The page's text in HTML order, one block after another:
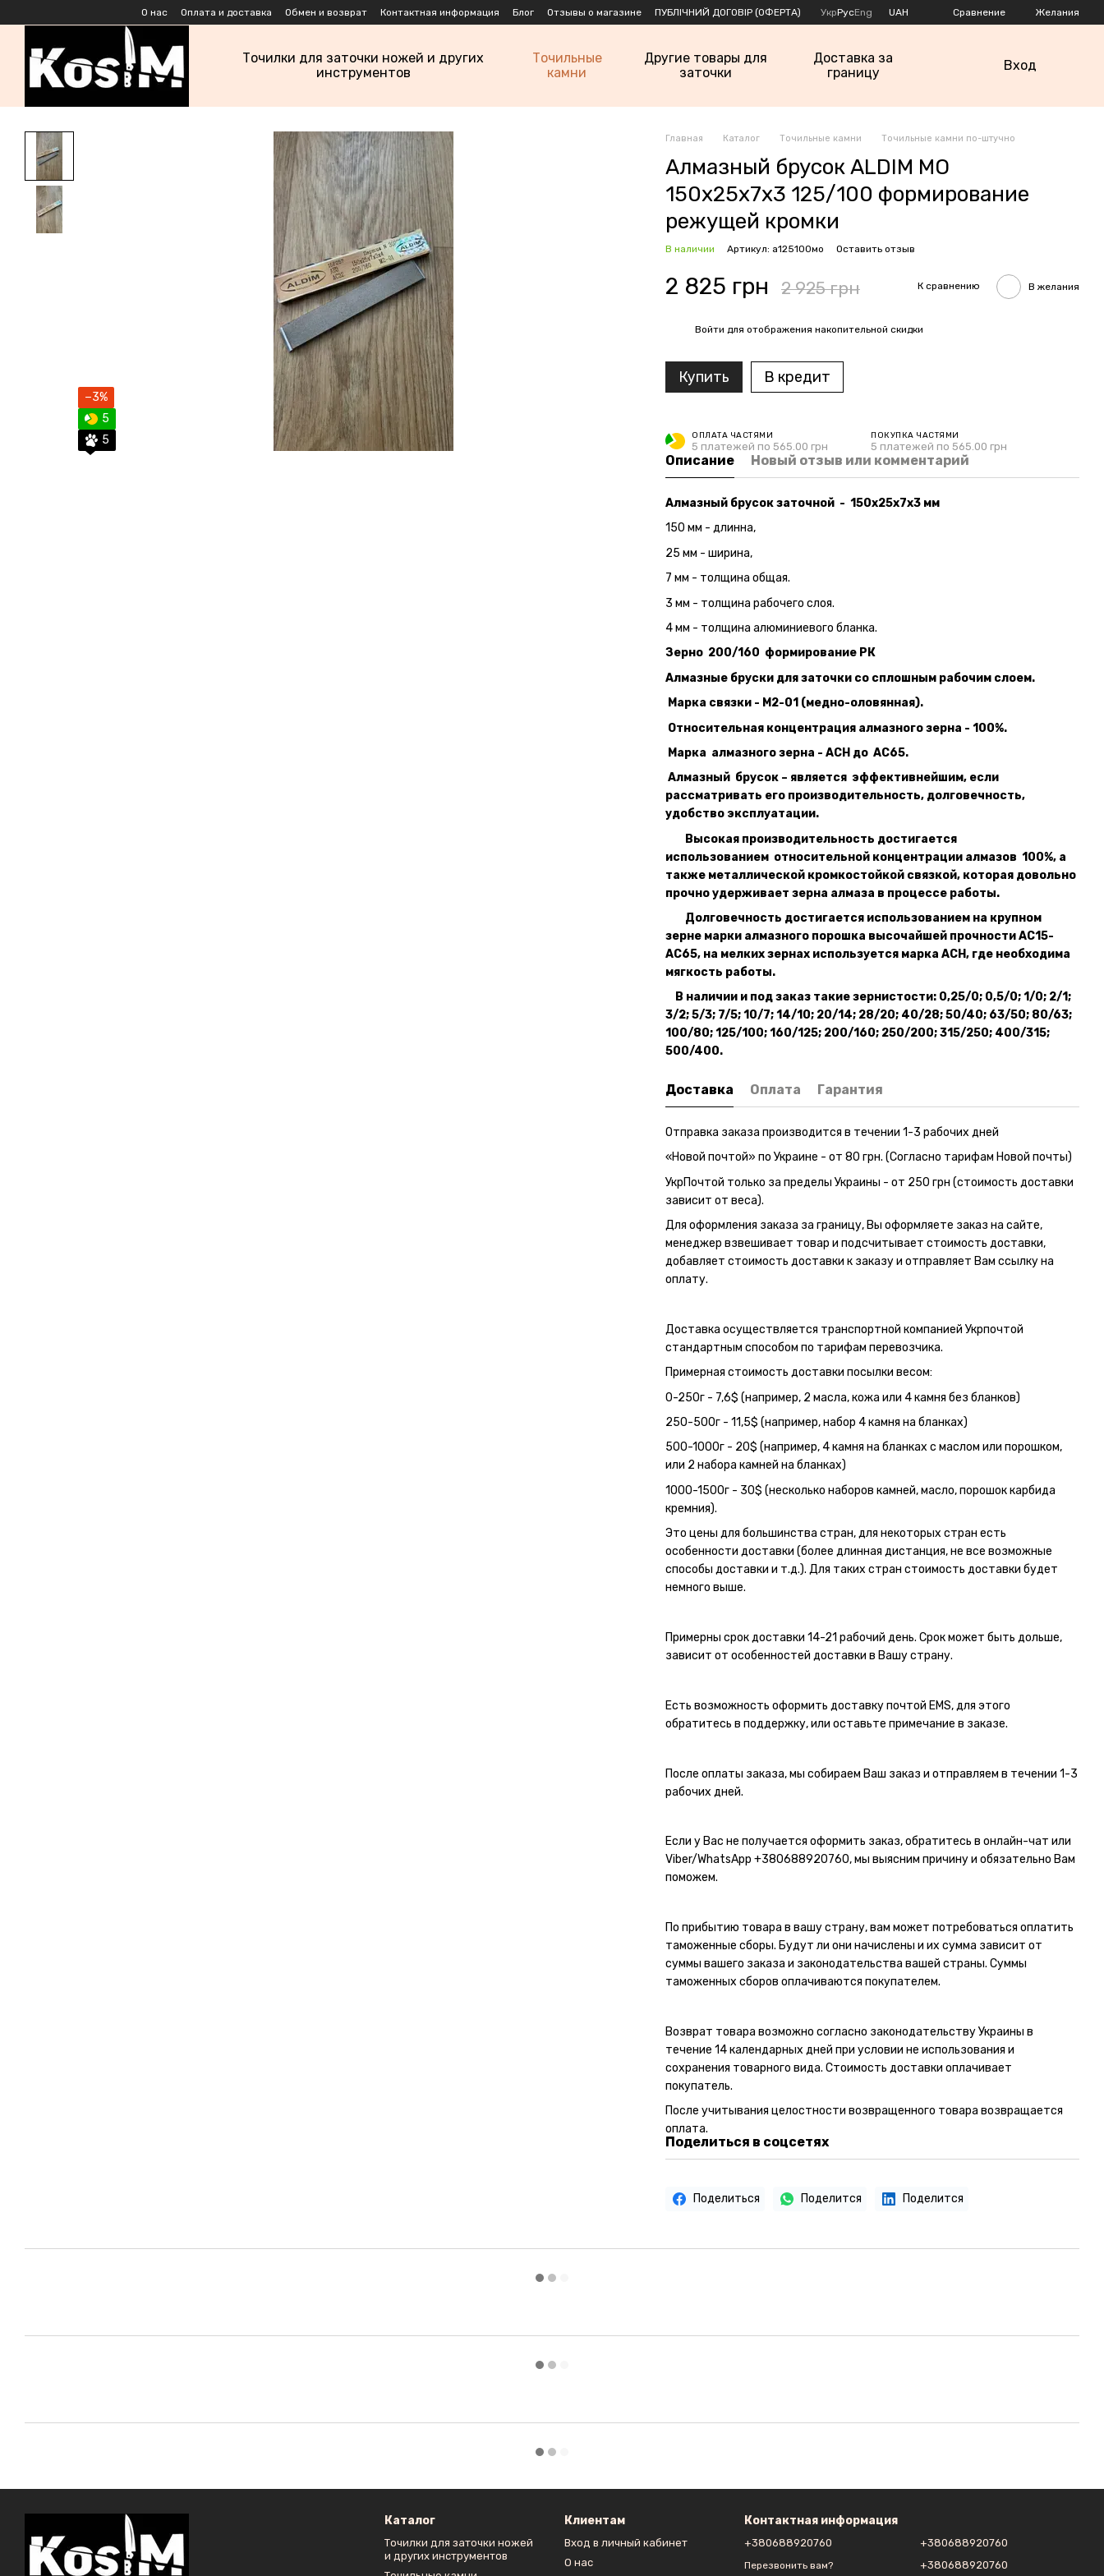
Перейти к основному контенту
О нас Оплата и доставка Обмен и возврат Контактная информация Блог Отзывы о магазине ПУБЛІЧНИЙ ДОГОВІР (ОФЕРТА) УкрРусEng UAH Сравнение Желания
Точилки для заточки ножей и других
инструментов
Точильные
камни
Другие товары для
заточки
Доставка за
границу
Вход
−3%
5
5
Главная Каталог Точильные камни Точильные камни по-штучно
Алмазный брусок ALDIM МО
150х25х7х3 125/100 формирование
режущей кромки
В наличии Артикул: а125100мо Оставить отзыв
2 825 грн 2 925 грн К сравнению В желания
Войти для отображения накопительной скидки
Купить В кредит
ОПЛАТА ЧАСТЯМИ
5 платежей по 565.00 грн
ПОКУПКА ЧАСТЯМИ
5 платежей по 565.00 грн
Описание Новый отзыв или комментарий
Алмазный брусок заточной - 150х25х7х3 мм
150 мм - длинна,
25 мм - ширина,
7 мм - толщина общая.
3 мм - толщина рабочего слоя.
4 мм - толщина алюминиевого бланка.
Зерно 200/160 формирование РК
Алмазные бруски для заточки со сплошным рабочим слоем.
Марка связки - М2-01 (медно-оловянная).
Относительная концентрация алмазного зерна - 100%.
Марка алмазного зерна - ACH до АС65.
Алмазный брусок – является эффективнейшим, если
рассматривать его производительность, долговечность,
удобство эксплуатации.
Высокая производительность достигается
использованием относительной концентрации алмазов 100%, а
также металлической кромкостойкой связкой, которая довольно
прочно удерживает зерна алмаза в процессе работы.
Долговечность достигается использованием на крупном
зерне марки алмазного порошка высочайшей прочности АС15-
АС65, на мелких зернах используется марка ACН, где необходима
мягкость работы.
В наличии и под заказ такие зернистости: 0,25/0; 0,5/0; 1/0; 2/1;
3/2; 5/3; 7/5; 10/7; 14/10; 20/14; 28/20; 40/28; 50/40; 63/50; 80/63;
100/80; 125/100; 160/125; 200/160; 250/200; 315/250; 400/315;
500/400.
Доставка Оплата Гарантия
Отправка заказа производится в течении 1-3 рабочих дней
«Новой почтой» по Украине - от 80 грн. (Согласно тарифам Новой почты)
УкрПочтой только за пределы Украины - от 250 грн (стоимость доставки
зависит от веса).
Для оформления заказа за границу, Вы оформляете заказ на сайте,
менеджер взвешивает товар и подсчитывает стоимость доставки,
добавляет стоимость доставки к заказу и отправляет Вам ссылку на
оплату.
Доставка осуществляется транспортной компанией Укрпочтой
стандартным способом по тарифам перевозчика.
Примерная стоимость доставки посылки весом:
0-250г - 7,6$ (например, 2 масла, кожа или 4 камня без бланков)
250-500г - 11,5$ (например, набор 4 камня на бланках)
500-1000г - 20$ (например, 4 камня на бланках с маслом или порошком,
или 2 набора камней на бланках)
1000-1500г - 30$ (несколько наборов камней, масло, порошок карбида
кремния).
Это цены для большинства стран, для некоторых стран есть
особенности доставки (более длинная дистанция, не все возможные
способы доставки и т.д.). Для таких стран стоимость доставки будет
немного выше.
Примерны срок доставки 14-21 рабочий день. Срок может быть дольше,
зависит от особенностей доставки в Вашу страну.
Есть возможность оформить доставку почтой EMS, для этого
обратитесь в поддержку, или оставьте примечание в заказе.
После оплаты заказа, мы собираем Ваш заказ и отправляем в течении 1-3
рабочих дней.
Если у Вас не получается оформить заказ, обратитесь в онлайн-чат или
Viber/WhatsApp+380688920760, мы выясним причину и обязательно Вам
поможем.
По прибытию товара в вашу страну, вам может потребоваться оплатить
таможенные сборы. Будут ли они начислены и их сумма зависит от
суммы вашего заказа и законодательства вашей страны. Суммы
таможенных сборов оплачиваются покупателем.
Возврат товара возможно согласно законодательству Украины в
течение 14 календарных дней при условии не использования и
сохранения товарного вида. Стоимость доставки оплачивает
покупатель.
После учитывания целостности возвращенного товара возвращается
оплата.
Поделиться в соцсетях
Поделиться Поделится Поделится
Каталог
Точилки для заточки ножей
и других инструментов
Клиентам
Вход в личный кабинет
О нас
Контактная информация
+380688920760
Перезвонить вам?
+380688920760
+380688920760